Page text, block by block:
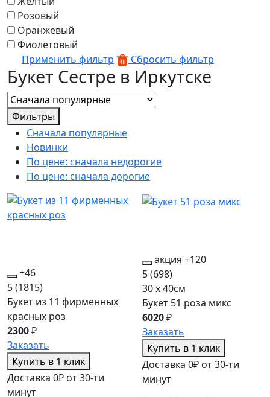
Розовый
Оранжевый
Фиолетовый
Применить фильтр
Сбросить фильтр
Букет Сестре в Иркутске
Фильтры
Сначала популярные
Новинки
По цене: сначала недорогие
По цене: сначала дорогие
+46
5(1815)
Букет из 11 фирменных
красных роз
2300₽
Заказать
Купить в 1 клик
Доставка 0₽ от 30-ти
минут
акция +120
5(698)
30 x 40см
Букет 51 роза микс
6020₽
Заказать
Купить в 1 клик
Доставка 0₽ от 30-ти
минут